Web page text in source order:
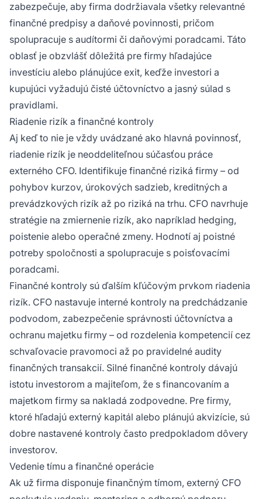
zabezpečuje, aby firma dodržiavala všetky relevantné
finančné predpisy a daňové povinnosti, pričom
spolupracuje s audítormi či daňovými poradcami. Táto
oblasť je obzvlášť dôležitá pre firmy hľadajúce
investíciu alebo plánujúce exit, keďže investori a
kupujúci vyžadujú čisté účtovníctvo a jasný súlad s
pravidlami.
Riadenie rizík a finančné kontroly
Aj keď to nie je vždy uvádzané ako hlavná povinnosť,
riadenie rizík je neoddeliteľnou súčasťou práce
externého CFO. Identifikuje finančné riziká firmy – od
pohybov kurzov, úrokových sadzieb, kreditných a
prevádzkových rizík až po riziká na trhu. CFO navrhuje
stratégie na zmiernenie rizík, ako napríklad hedging,
poistenie alebo operačné zmeny. Hodnotí aj poistné
potreby spoločnosti a spolupracuje s poisťovacími
poradcami.
Finančné kontroly sú ďalším kľúčovým prvkom riadenia
rizík. CFO nastavuje interné kontroly na predchádzanie
podvodom, zabezpečenie správnosti účtovníctva a
ochranu majetku firmy – od rozdelenia kompetencií cez
schvaľovacie pravomoci až po pravidelné audity
finančných transakcií. Silné finančné kontroly dávajú
istotu investorom a majiteľom, že s financovaním a
majetkom firmy sa nakladá zodpovedne. Pre firmy,
ktoré hľadajú externý kapitál alebo plánujú akvizície, sú
dobre nastavené kontroly často predpokladom dôvery
investorov.
Vedenie tímu a finančné operácie
Ak už firma disponuje finančným tímom, externý CFO